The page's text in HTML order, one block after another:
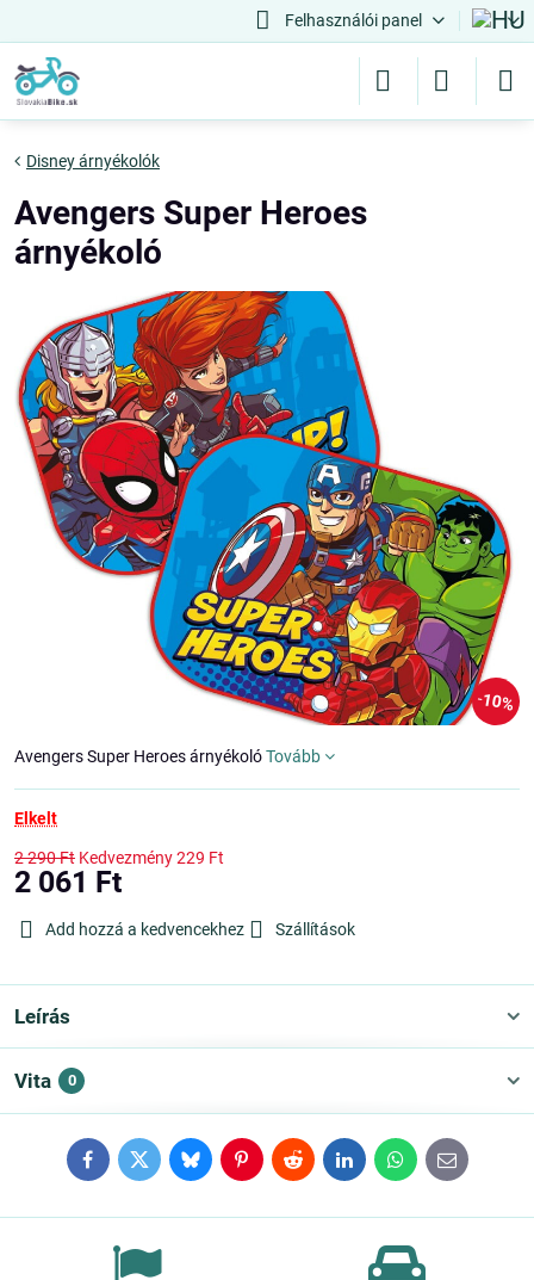
Felhasználói panel
10%
Disney árnyékolók
Avengers Super Heroes
árnyékoló
Avengers Super Heroes árnyékolóTovább
Elkelt
2 290 Ft Kedvezmény229 Ft
2 061 Ft
Add hozzá a kedvencekhez Szállítások
Leírás
Vita 0
FacebookTwitterBlueskyPinterestRedditLinkedInWhatsApp
E-
mail